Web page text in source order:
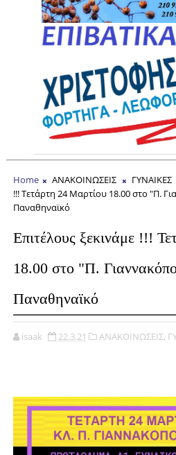
Home ΑΝΑΚΟΙΝΩΣΕΙΣ ΓΥΝΑΙΚΕΣ
!!! Τετάρτη 24 Μαρτίου 18.00 στο "Π.
Παναθηναϊκό
Επιτέλους ξεκινάμε !!!
18.00 στο "Π.
Παναθηναϊκό
isaak 22.3.21 ΑΝΑΚΟΙΝΩΣΕΙΣ,